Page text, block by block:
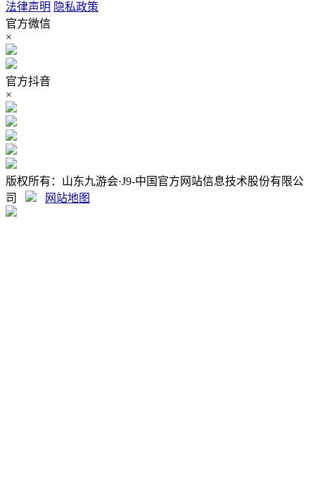
法律声明 隐私政策
官方微信
×
官方抖音
×
版权所有：山东九游会·J9-中国官方网站信息技术股份有限公
司
网站地图